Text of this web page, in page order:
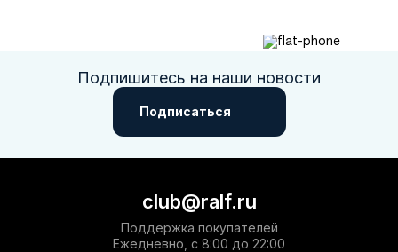
Подпишитесь на наши новости
Подписаться
club@ralf.ru
Поддержка покупателей
Ежедневно, с 8:00 до 22:00